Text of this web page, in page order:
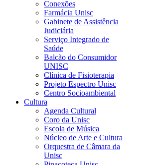
Conexões
Farmácia Unisc
Gabinete de Assistência
Judiciária
Serviço Integrado de
Saúde
Balcão do Consumidor
UNISC
Clínica de Fisioterapia
Projeto Espectro Unisc
Centro Socioambiental
Cultura
Agenda Cultural
Coro da Unisc
Escola de Música
Núcleo de Arte e Cultura
Orquestra de Câmara da
Unisc